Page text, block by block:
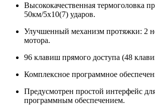
Высококачественная термоголовка
50км/5x10(7) ударов.
Улучшенный механизм протяжки: 2
мотора.
96 клавиш прямого доступа (48
Комплексное программное
Предусмотрен простой интерфейс
программным обеспечением.